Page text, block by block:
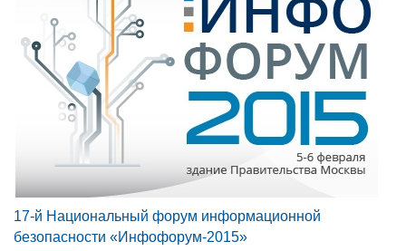
17-й Национальный форум информационной
безопасности «Инфофорум-2015»